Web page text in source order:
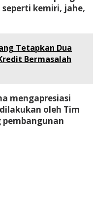
kemiri, jahe,
Tetapkan Dua
Bermasalah
mengapresiasi
oleh Tim
pembangunan